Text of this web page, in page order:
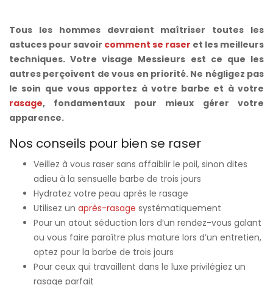
Tous les hommes devraient maîtriser toutes les
astuces pour savoir comment se raser et les meilleurs
techniques. Votre visage Messieurs est ce que les
autres perçoivent de vous en priorité. Ne négligez pas
le soin que vous apportez à votre barbe et à votre
rasage, fondamentaux pour mieux gérer votre
apparence.
Nos conseils pour bien se raser
Veillez à vous raser sans affaiblir le poil, sinon dites
adieu à la sensuelle barbe de trois jours
Hydratez votre peau après le rasage
Utilisez un après-rasage systématiquement
Pour un atout séduction lors d’un rendez-vous galant
ou vous faire paraître plus mature lors d’un entretien,
optez pour la barbe de trois jours
Pour ceux qui travaillent dans le luxe privilégiez un
rasage parfait